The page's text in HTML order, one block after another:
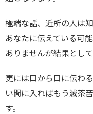
極端な話、近所の人は
あなたに伝えている可
ありませんが結果とし
更には口から口に伝わ
い間に入ればもう滅茶
す。